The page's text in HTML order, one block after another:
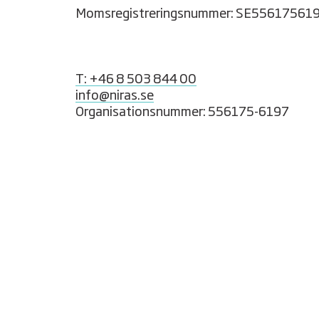
Momsregistreringsnummer:
T: +46 8 503 844 00
info@niras.se
Organisationsnummer: 556175-6197